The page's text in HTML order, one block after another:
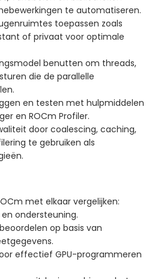
te automatiseren.
toepassen zoals
of privaat voor optimale
benutten om threads,
die de parallelle
en testen met hulpmiddelen
en ROCm Profiler.
door coalescing, caching,
te gebruiken als
met elkaar vergelijken:
ondersteuning.
op basis van
effectief GPU-programmeren